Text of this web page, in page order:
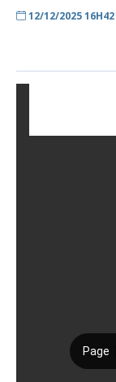
12/12/2025 16H42